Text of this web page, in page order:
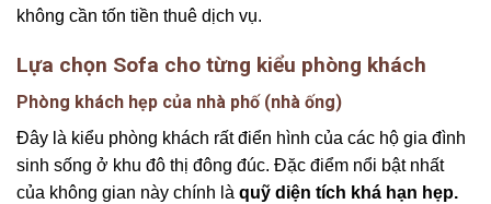
không cần tốn tiền thuê dịch vụ.
Lựa chọn Sofa cho từng kiểu phòng khách
Phòng khách hẹp của nhà phố (nhà ống)
Đây là kiểu phòng khách rất điển hình của các hộ gia đình
sinh sống ở khu đô thị đông đúc. Đặc điểm nổi bật nhất
của không gian này chính là quỹ diện tích khá hạn hẹp.